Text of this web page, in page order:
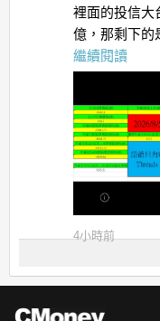
裡面的投信大
億，那剩下的
繼續閱讀
4小時前